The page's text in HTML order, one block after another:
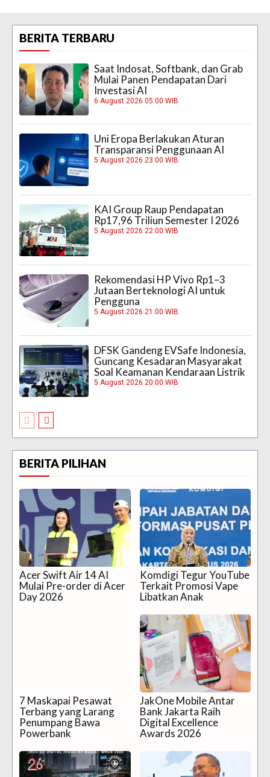
BERITA TERBARU
Saat Indosat, Softbank, dan Grab
Mulai Panen Pendapatan Dari
Investasi AI
6 August 2026 05:00 WIB
Uni Eropa Berlakukan Aturan
Transparansi Penggunaan AI
5 August 2026 23:00 WIB
KAI Group Raup Pendapatan
Rp17,96 Triliun Semester I 2026
5 August 2026 22:00 WIB
Rekomendasi HP Vivo Rp1–3
Jutaan Berteknologi AI untuk
Pengguna
5 August 2026 21:00 WIB
DFSK Gandeng EVSafe Indonesia,
Guncang Kesadaran Masyarakat
Soal Keamanan Kendaraan Listrik
5 August 2026 20:00 WIB
BERITA PILIHAN
Acer Swift Air 14 AI
Mulai Pre-order di Acer
Day 2026
Komdigi Tegur YouTube
Terkait Promosi Vape
Libatkan Anak
7 Maskapai Pesawat
Terbang yang Larang
Penumpang Bawa
Powerbank
JakOne Mobile Antar
Bank Jakarta Raih
Digital Excellence
Awards 2026